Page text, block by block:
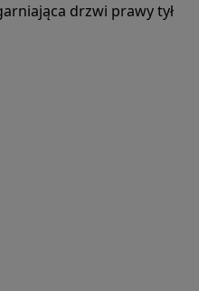
drzwi prawy tył